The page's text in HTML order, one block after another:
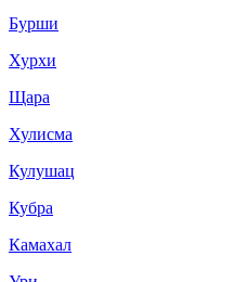
Бурши
Хурхи
Щара
Хулисма
Кулушац
Кубра
Камахал